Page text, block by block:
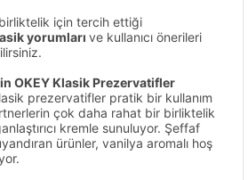
için tercih ettiği
yorumları ve kullanıcı önerileri
OKEY Klasik Prezervatifler
prezervatifler pratik bir kullanım
çok daha rahat bir birliktelik
kremle sunuluyor. Şeffaf
ürünler, vanilya aromalı hoş